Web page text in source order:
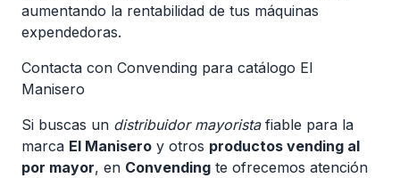
aumentando la rentabilidad de tus máquinas
expendedoras.
Contacta con Convending para catálogo El
Manisero
Si buscas un distribuidor mayoristafiable para la
marca El Manisero y otros productos vending al
por mayor, en Convending te ofrecemos atención